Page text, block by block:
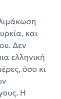
και
Δεν
ελληνική
όσο κι
Η